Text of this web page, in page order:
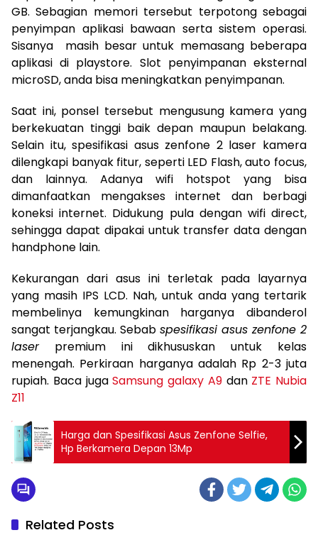
GB. Sebagian memori tersebut terpotong sebagai
penyimpan aplikasi bawaan serta sistem operasi.
Sisanya masih besar untuk memasang beberapa
aplikasi di playstore. Slot penyimpanan eksternal
microSD, anda bisa meningkatkan penyimpanan.
Saat ini, ponsel tersebut mengusung kamera yang
berkekuatan tinggi baik depan maupun belakang.
Selain itu, spesifikasi asus zenfone 2 laser kamera
dilengkapi banyak fitur, seperti LED Flash, auto focus,
dan lainnya. Adanya wifi hotspot yang bisa
dimanfaatkan mengakses internet dan berbagi
koneksi internet. Didukung pula dengan wifi direct,
sehingga dapat dipakai untuk transfer data dengan
handphone lain.
Kekurangan dari asus ini terletak pada layarnya
yang masih IPS LCD. Nah, untuk anda yang tertarik
membelinya kemungkinan harganya dibanderol
sangat terjangkau. Sebab spesifikasi asus zenfone 2
laserpremium ini dikhususkan untuk kelas
menengah. Perkiraan harganya adalah Rp 2-3 juta
rupiah. Baca jugaSamsung galaxy A9dan ZTE Nubia
Z11
Harga dan Spesifikasi Asus Zenfone Selfie,
Hp Berkamera Depan 13Mp
Related Posts